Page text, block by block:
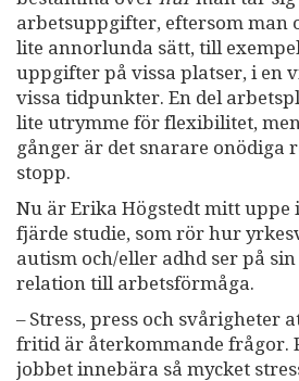
arbetsuppgifter, eftersom man
lite annorlunda sätt, till
uppgifter på vissa platser, i en
vissa tidpunkter. En del
lite utrymme för flexibilitet,
gånger är det snarare onödiga
stopp.
Nu är Erika Högstedt mitt uppe
fjärde studie, som rör hur
autism och/eller adhd ser på
relation till arbetsförmåga.
– Stress, press och svårigheter
fritid är återkommande frågor.
jobbet innebära så mycket